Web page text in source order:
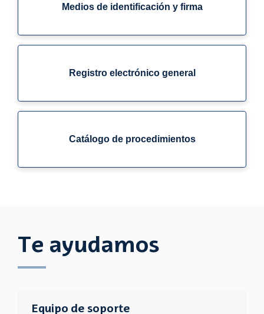
Medios de identificación y firma
Registro electrónico general
Catálogo de procedimientos
Te ayudamos
Equipo de soporte